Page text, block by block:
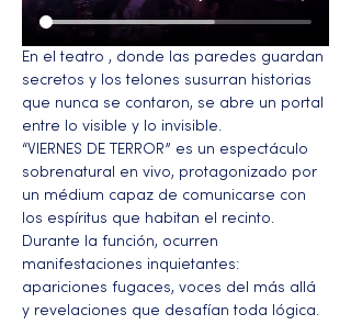
En el teatro , donde las paredes guardan
secretos y los telones susurran historias
que nunca se contaron, se abre un portal
entre lo visible y lo invisible.
“VIERNES DE TERROR” es un espectáculo
sobrenatural en vivo, protagonizado por
un médium capaz de comunicarse con
los espíritus que habitan el recinto.
Durante la función, ocurren
manifestaciones inquietantes:
apariciones fugaces, voces del más allá
y revelaciones que desafían toda lógica.